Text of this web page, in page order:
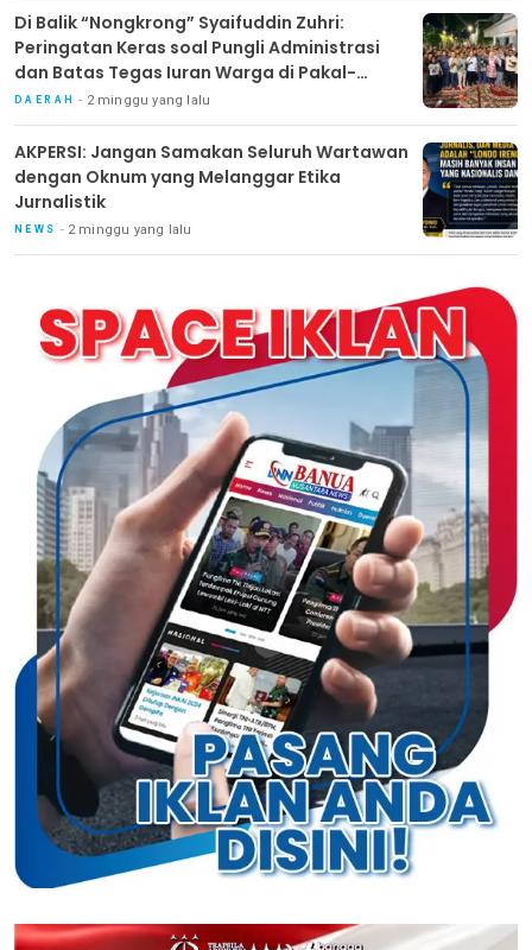
Di Balik “Nongkrong” Syaifuddin Zuhri:
Peringatan Keras soal Pungli Administrasi
dan Batas Tegas Iuran Warga di Pakal-
Benowo
DAERAH 2 minggu yang lalu
AKPERSI: Jangan Samakan Seluruh Wartawan
dengan Oknum yang Melanggar Etika
Jurnalistik
NEWS 2 minggu yang lalu